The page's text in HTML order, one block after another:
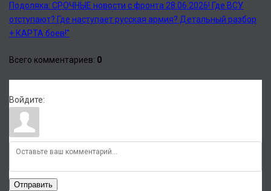
Подоляка: СРОЧНЫЕ новости с фронта 28.06.2026! Где ВСУ
отступают? Где наступает русская армия? Детальный разбор
+ КАРТА боев!"
Всего комментариев: 0
Войдите:
Отправить